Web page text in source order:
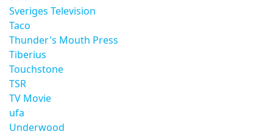
Sveriges Television
Taco
Thunder's Mouth Press
Tiberius
Touchstone
TSR
TV Movie
ufa
Underwood